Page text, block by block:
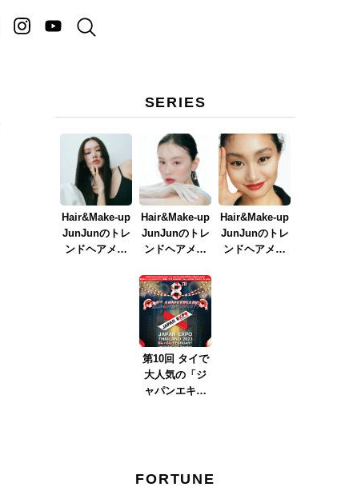
SERIES
Hair&Make-up
JunJunのトレ
ンドヘアメイ
Hair&Make-up
JunJunのトレ
ンドヘアメイ
イク
ver.2023』
Hair&Make-up
JunJunのトレ
ンドヘアメイ
第10回 タイで
大人気の「ジ
ャパンエキス
FORTUNE